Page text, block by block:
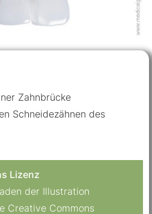
Zahnbrücke
Schneidezähnen des
Lizenz
der Illustration
Creative Commons